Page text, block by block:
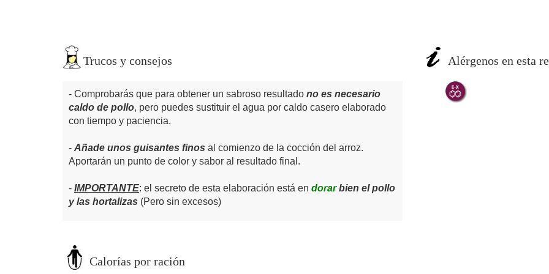
Trucos y consejos
Comprobarás que para obtener un sabroso resultado no es necesario
caldo de pollo, pero puedes sustituir el agua por caldo casero elaborado
con tiempo y paciencia.
Añade unos guisantes finos al comienzo de la cocción del arroz.
Aportarán un punto de color y sabor al resultado final.
IMPORTANTE: el secreto de esta elaboración está en dorarbien el pollo
y las hortalizas (Pero sin excesos)
Alérgenos en esta
Calorías por ración